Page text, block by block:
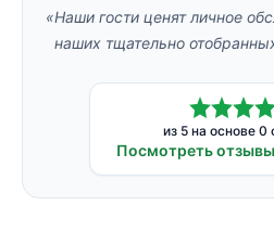
«Наши гости ценят личное
наших тщательно
из 5 на основе 0
Посмотреть